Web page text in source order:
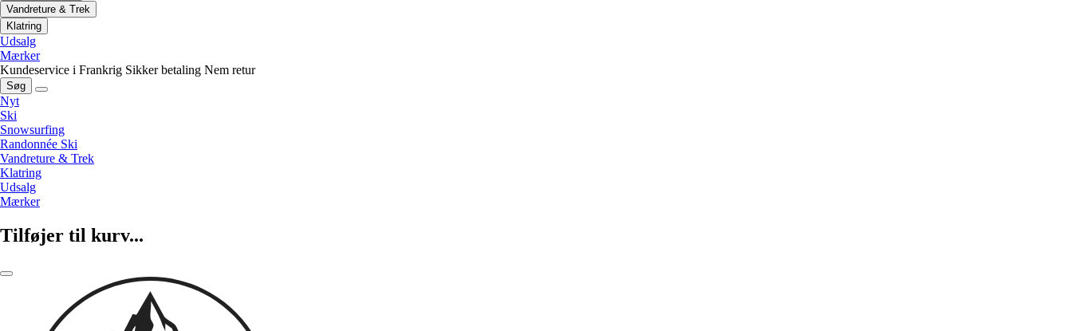
Vandreture & Trek
Klatring
Udsalg
Mærker
Kundeservice i Frankrig Sikker betaling Nem retur
Søg
Nyt
Ski
Snowsurfing
Randonnée Ski
Vandreture & Trek
Klatring
Udsalg
Mærker
Tilføjer til kurv...